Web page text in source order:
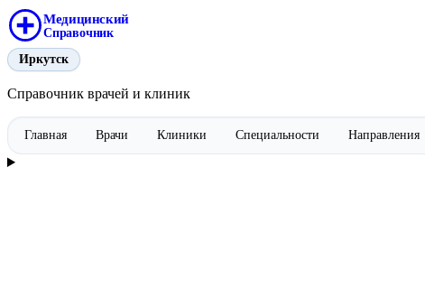
Медицинский
Справочник
Иркутск
Справочник врачей и клиник
Главная Врачи Клиники Специальности Направления